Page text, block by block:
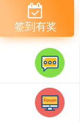
签到有奖